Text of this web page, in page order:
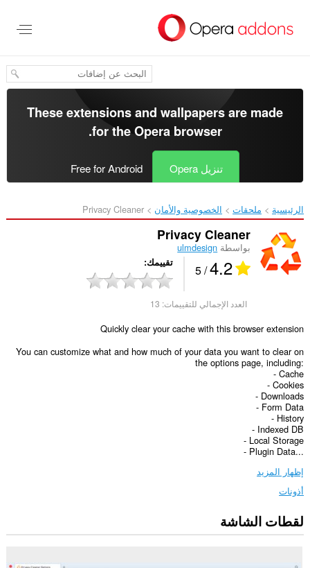
المحتوى
These extensions and wallpapers are made
for theOpera browser
.
تنزيل Opera Free for Android
الرئيسية ملحقات الخصوصية والأمان Privacy Cleaner‎
Privacy Cleaner
بواسطة ulmdesign
4.2
/ 5 تقييمك
العدد الإجمالي للتقييمات: 13
Quickly clear your cache with this browser extension
You can customize what and how much of your data you want to clear on
the options page, including:
- Cache
- Cookies
- Downloads
- Form Data
- History
- Indexed DB
- Local Storage
- Plugin Data...
إظهار المزيد
أذونات
يستطيع
هذا
لقطات الشاشة